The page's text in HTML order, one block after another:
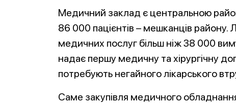
Медичний заклад є центральною
86 000 пацієнтів – мешканців
медичних послуг більш ніж 38 000
надає першу медичну та хірургічну
потребують негайного лікарського
Саме закупівля медичного